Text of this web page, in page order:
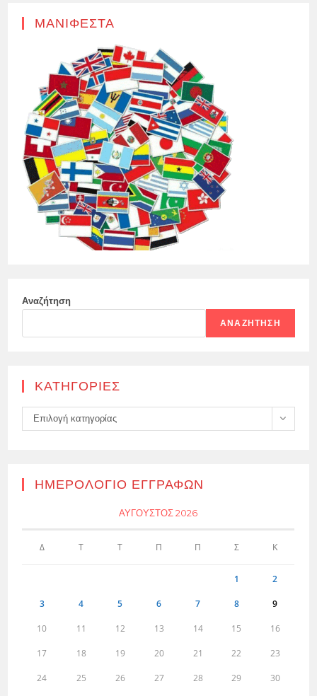
ΜΑΝΙΦΈΣΤΑ
Αναζήτηση
ΑΝΑΖΉΤΗΣΗ
KΑΤΗΓΟΡΊΕΣ
Kατηγορίες
Επιλογή κατηγορίας
ΗΜΕΡΟΛΌΓΙΟ ΕΓΓΡΑΦΏΝ
ΑΎΓΟΥΣΤΟΣ 2026
Δ Τ Τ Π Π Σ Κ
1 2
3 4 5 6 7 8 9
10 11 12 13 14 15 16
17 18 19 20 21 22 23
24 25 26 27 28 29 30